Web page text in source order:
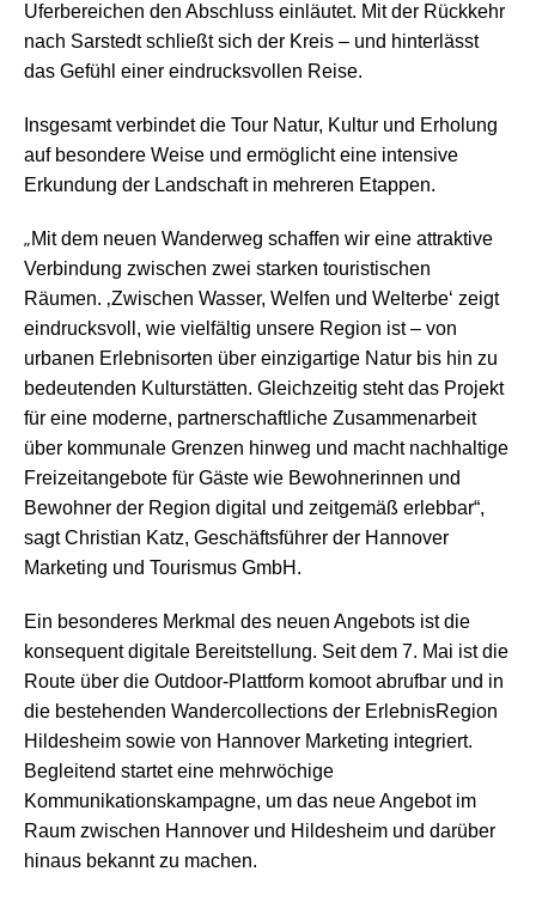
Uferbereichen den Abschluss einläutet. Mit der Rückkehr
nach Sarstedt schließt sich der Kreis – und hinterlässt
das Gefühl einer eindrucksvollen Reise.
Insgesamt verbindet die Tour Natur, Kultur und Erholung
auf besondere Weise und ermöglicht eine intensive
Erkundung der Landschaft in mehreren Etappen.
„Mit dem neuen Wanderweg schaffen wir eine attraktive
Verbindung zwischen zwei starken touristischen
Räumen. ‚Zwischen Wasser, Welfen und Welterbe‘ zeigt
eindrucksvoll, wie vielfältig unsere Region ist – von
urbanen Erlebnisorten über einzigartige Natur bis hin zu
bedeutenden Kulturstätten. Gleichzeitig steht das Projekt
für eine moderne, partnerschaftliche Zusammenarbeit
über kommunale Grenzen hinweg und macht nachhaltige
Freizeitangebote für Gäste wie Bewohnerinnen und
Bewohner der Region digital und zeitgemäß erlebbar“,
sagt Christian Katz, Geschäftsführer der Hannover
Marketing und Tourismus GmbH.
Ein besonderes Merkmal des neuen Angebots ist die
konsequent digitale Bereitstellung. Seit dem 7. Mai ist die
Route über die Outdoor-Plattform komoot abrufbar und in
die bestehenden Wandercollections der ErlebnisRegion
Hildesheim sowie von Hannover Marketing integriert.
Begleitend startet eine mehrwöchige
Kommunikationskampagne, um das neue Angebot im
Raum zwischen Hannover und Hildesheim und darüber
hinaus bekannt zu machen.